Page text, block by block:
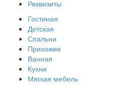
Реквизиты
Гостиная
Детская
Спальни
Прихожие
Ванная
Кухни
Мягкая мебель